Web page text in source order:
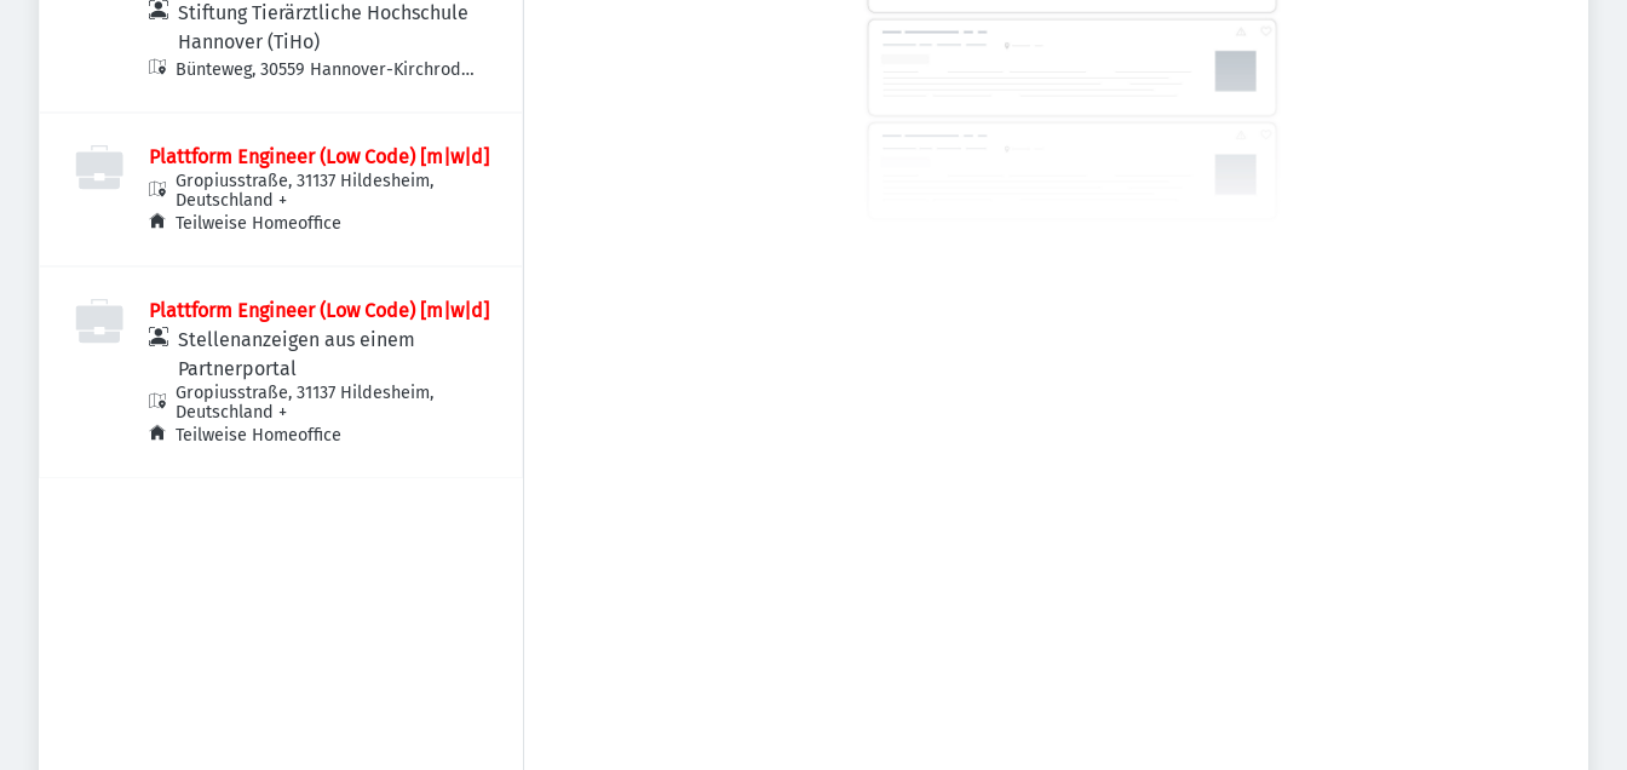
Stiftung Tierärztliche Hochschule
Hannover (TiHo)
Bünteweg, 30559 Hannover-Kirchrode-
Plattform Engineer (Low Code) [m|w|d]
Gropiusstraße, 31137 Hildesheim,
Deutschland +
Teilweise Homeoffice
Plattform Engineer (Low Code) [m|w|d]
Stellenanzeigen aus einem
Partnerportal
Gropiusstraße, 31137 Hildesheim,
Deutschland +
Teilweise Homeoffice